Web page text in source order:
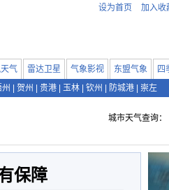
设为首页 加入收
气 雷达卫星 气象影视 东盟气象 四
贺州 贵港 玉林 钦州 防城港 崇左
城市天气查询：
保障